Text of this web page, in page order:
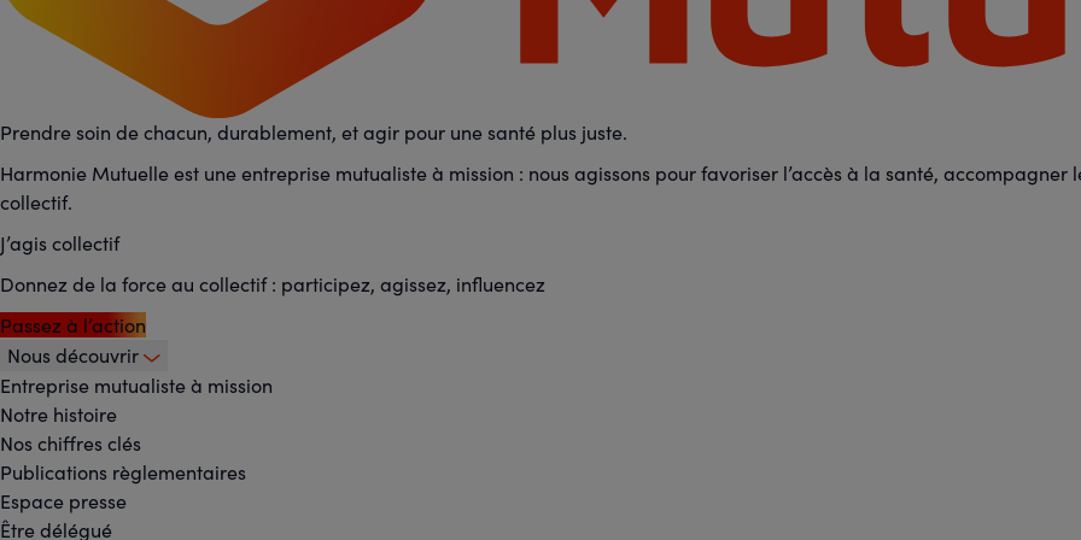
Prendre soin de chacun, durablement, et agir pour une santé plus juste.
Harmonie Mutuelle est une entreprise mutualiste à mission : nous agissons pour favoriser l’accès à la santé,
collectif.
J’agis collectif
Donnez de la force au collectif : participez, agissez, influencez
Passez à l’action
Footer
-
Menu
Nous découvrir
Entreprise mutualiste à mission
Notre histoire
Nos chiffres clés
Publications règlementaires
Espace presse
Être délégué